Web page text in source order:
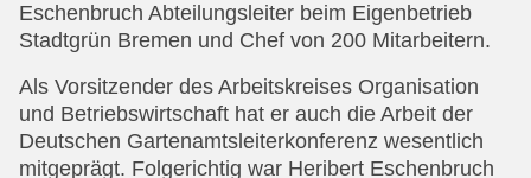
Eschenbruch Abteilungsleiter beim Eigenbetrieb
Stadtgrün Bremen und Chef von 200 Mitarbeitern.
Als Vorsitzender des Arbeitskreises Organisation
und Betriebswirtschaft hat er auch die Arbeit der
Deutschen Gartenamtsleiterkonferenz wesentlich
mitgeprägt. Folgerichtig war Heribert Eschenbruch